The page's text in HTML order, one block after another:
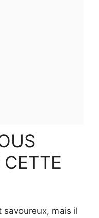
savoureux, mais il